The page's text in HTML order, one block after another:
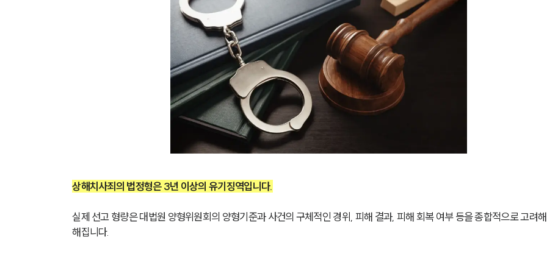
상해치사죄의 법정형은 3년 이상의 유기징역입니다.
실제 선고 형량은 대법원 양형위원회의 양형기준과 사건의 구체적인 경위, 피해 결과, 피해 회복 여부 등을 종합적으로 고려
해집니다.